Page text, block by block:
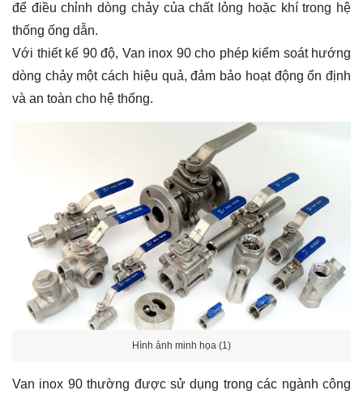
để điều chỉnh dòng chảy của chất lỏng hoặc khí trong hệ
thống ống dẫn.
Với thiết kế 90 độ, Van inox 90 cho phép kiểm soát hướng
dòng chảy một cách hiệu quả, đảm bảo hoạt động ổn định
và an toàn cho hệ thống.
Hình ảnh minh họa (1)
Van inox 90 thường được sử dụng trong các ngành công